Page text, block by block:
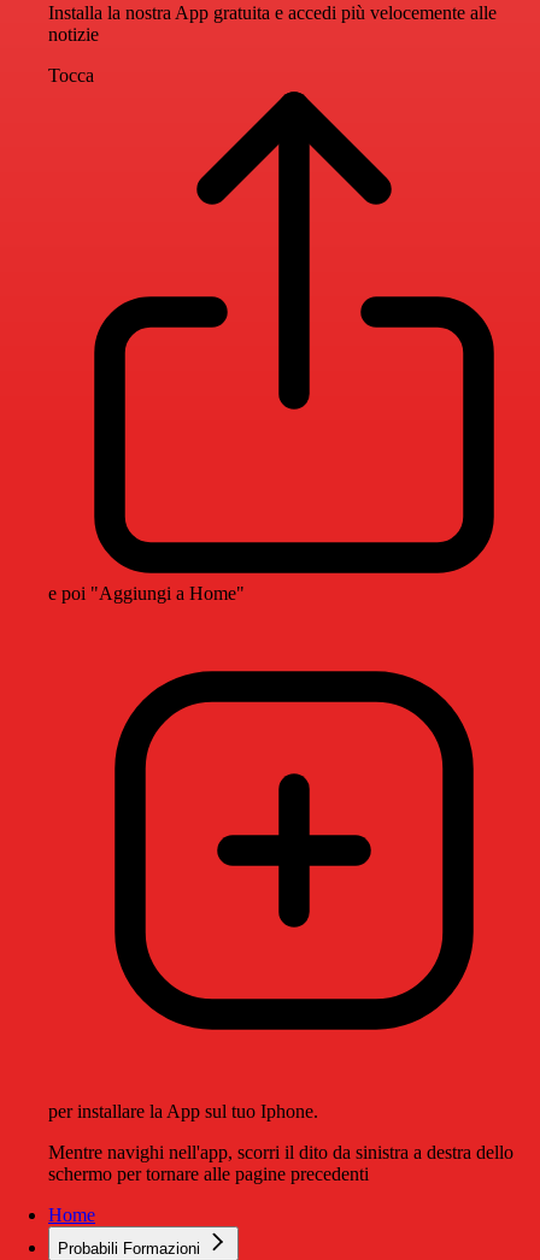
Installa la nostra App gratuita e accedi più velocemente alle
notizie
Tocca
e poi "Aggiungi a Home"
per installare la App sul tuo Iphone.
Mentre navighi nell'app, scorri il dito da sinistra a destra dello
schermo per tornare alle pagine precedenti
Home
Probabili Formazioni